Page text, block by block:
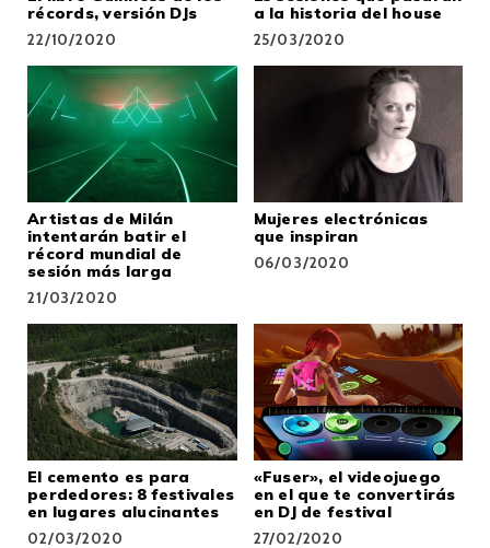
récords, versión DJs
22/10/2020
a la historia del house
25/03/2020
Artistas de Milán
intentarán batir el
récord mundial de
sesión más larga
21/03/2020
Mujeres electrónicas
que inspiran
06/03/2020
El cemento es para
perdedores: 8 festivales
en lugares alucinantes
02/03/2020
«Fuser», el videojuego
en el que te convertirás
en DJ de festival
27/02/2020